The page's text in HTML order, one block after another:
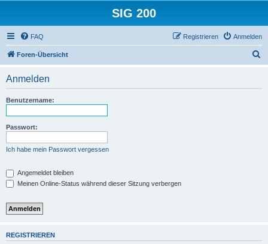
SIG 200
FAQ Anmelden
Registrieren
Foren-Übersicht
Anmelden
Benutzername:
Passwort:
Ich habe mein Passwort vergessen
Angemeldet bleiben
Meinen Online-Status während dieser Sitzung verbergen
REGISTRIEREN